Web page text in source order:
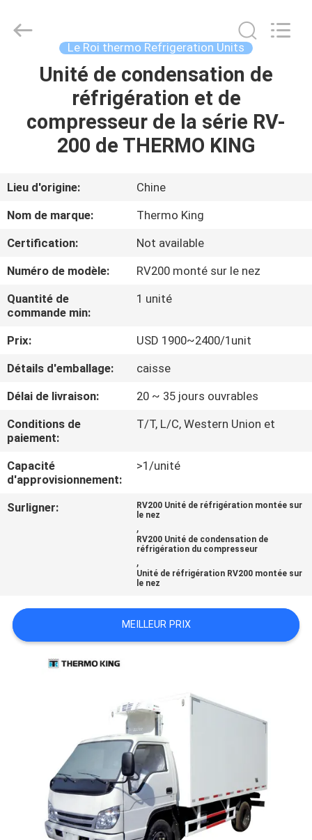
MAISON
À
PROPOS
NOUS
DE
L'USINE
CONTRÔLE
DE
LA
QUALITÉ
LES
AFFAIRES
POLITIQUE
MOTORS
INDUSTRY
Le Roi thermo Refrigeration Units
Unité de condensation de
réfrigération et de
compresseur de la série RV-
200 de THERMO KING
Lieu d'origine:
Chine
Nom de marque:
Thermo King
Certification:
Not available
Numéro de modèle:
RV200 monté sur le nez
Quantité de
commande min:
1 unité
Prix:
USD 1900~2400/1unit
Détails d'emballage:
caisse
Délai de livraison:
20 ~ 35 jours ouvrables
Conditions de
paiement:
T/T, L/C, Western Union et
Capacité
d'approvisionnement:
>1/unité
Surligner:
RV200 Unité de réfrigération montée sur
le nez
,
RV200 Unité de condensation de
réfrigération du compresseur
,
Unité de réfrigération RV200 montée sur
le nez
MEILLEUR PRIX